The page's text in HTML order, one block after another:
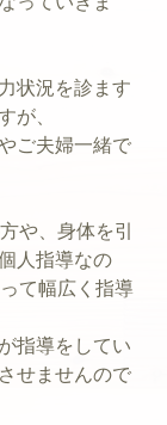
状況を診ます
が、
ご夫婦一緒で
や、身体を引
人指導なの
て幅広く指導
指導をしてい
せませんので